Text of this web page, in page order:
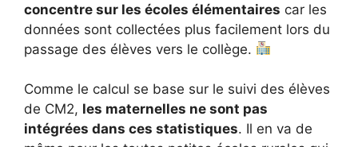
concentre sur les écoles élémentaires car les
données sont collectées plus facilement lors du
passage des élèves vers le collège.
Comme le calcul se base sur le suivi des élèves
de CM2, les maternelles ne sont pas
intégrées dans ces statistiques. Il en va de